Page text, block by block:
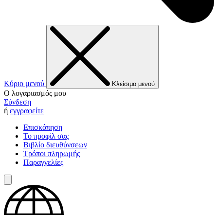
Κύριο μενού Κλείσιμο μενού
Ο λογαριασμός μου
Σύνδεση
ή εγγραφείτε
Επισκόπηση
Το προφίλ σας
Βιβλίο διευθύνσεων
Τρόποι πληρωμής
Παραγγελίες